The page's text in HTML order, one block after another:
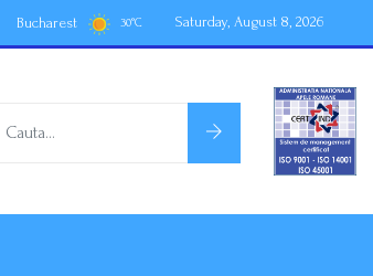
Bucharest 30°C Saturday, August 8, 2026